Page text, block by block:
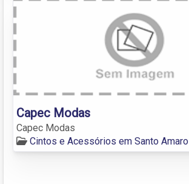
Capec Modas
Capec Modas
Cintos e Acessórios em Santo Amaro